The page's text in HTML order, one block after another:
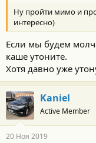
и
:
Ну пройти мимо и
интересно)
Если мы будем
каше утоните.
Хотя давно уже
Kaniel
Active Member
20 Ноя 2019